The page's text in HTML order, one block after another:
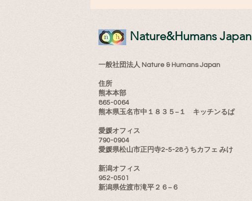
​Nature&Humans Japan
一般社団法人 Nature & Humans Japan
住所
熊本本部
865-0064
熊本県玉名市中１８３５−１ キッチンるぱ
愛媛オフィス
790-0904
愛媛県松山市正円寺2-5-28うちカフェ みけ
新潟オフィス
952-0501
新潟県佐渡市滝平２６−６